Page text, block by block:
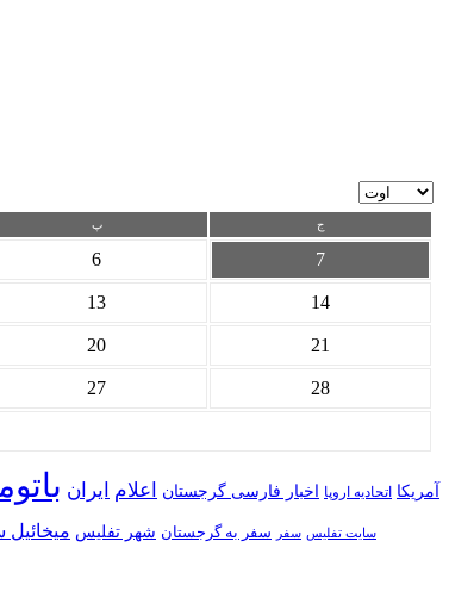
پ ج
6 7
13 14
20 21
27 28
آمریکا اتحادیه اروپا اخبار فارسی گرجستان اعلام ایران
سایت تفلیس سفر سفر به گرجستان شهر تفلیس میخائیل